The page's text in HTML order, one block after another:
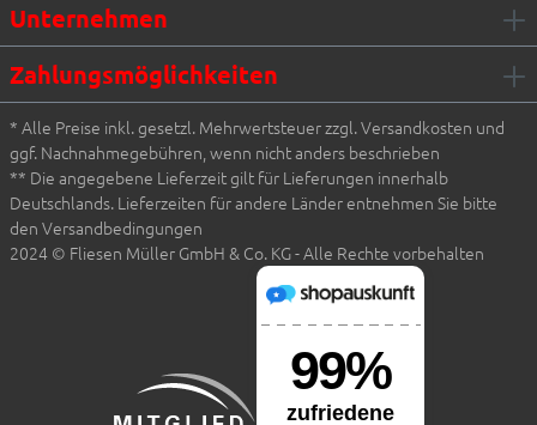
Unternehmen
Zahlungsmöglichkeiten
* Alle Preise inkl. gesetzl. Mehrwertsteuer zzgl. Versandkosten und
ggf. Nachnahmegebühren, wenn nicht anders beschrieben
** Die angegebene Lieferzeit gilt für Lieferungen innerhalb
Deutschlands. Lieferzeiten für andere Länder entnehmen Sie bitte
den Versandbedingungen
2024 © Fliesen Müller GmbH & Co. KG - Alle Rechte vorbehalten